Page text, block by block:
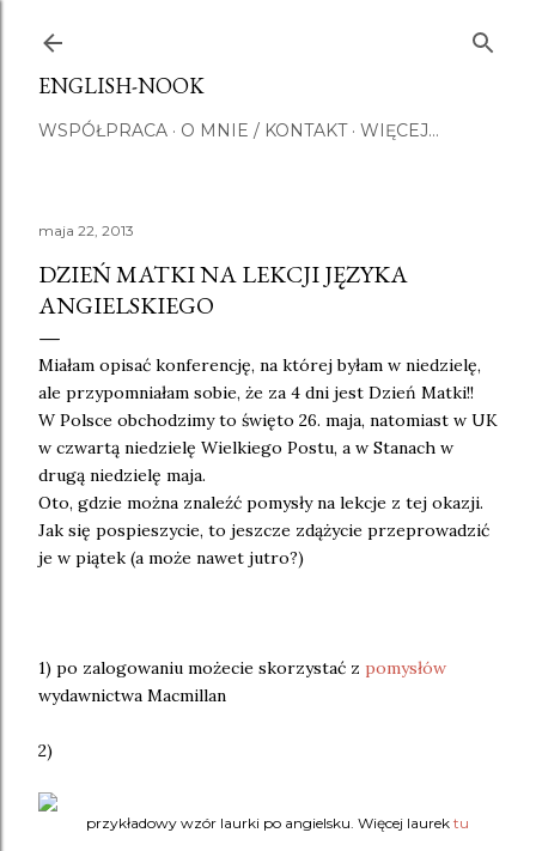
ENGLISH-NOOK
WSPÓŁPRACA O MNIE / KONTAKT WIĘCEJ…
maja 22, 2013
DZIEŃ MATKI NA LEKCJI JĘZYKA
ANGIELSKIEGO
Miałam opisać konferencję, na której byłam w niedzielę,
ale przypomniałam sobie, że za 4 dni jest Dzień Matki!!
W Polsce obchodzimy to święto 26. maja, natomiast w UK
w czwartą niedzielę Wielkiego Postu, a w Stanach w
drugą niedzielę maja.
Oto, gdzie można znaleźć pomysły na lekcje z tej okazji.
Jak się pospieszycie, to jeszcze zdążycie przeprowadzić
je w piątek (a może nawet jutro?)
1) po zalogowaniu możecie skorzystać z pomysłów
wydawnictwa Macmillan
2)
przykładowy wzór laurki po angielsku. Więcej laurek tu